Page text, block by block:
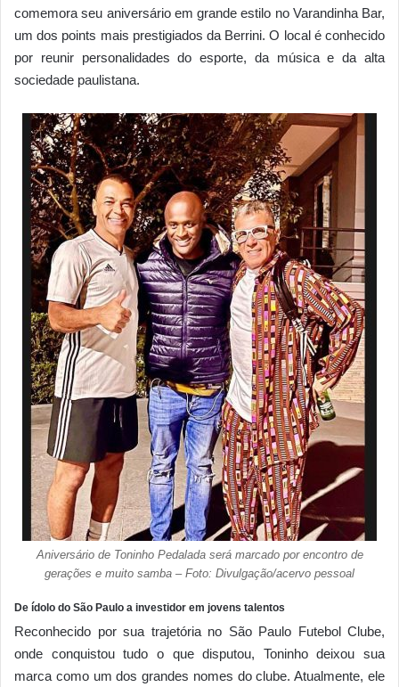
comemora seu aniversário em grande estilo no Varandinha Bar,
um dos points mais prestigiados da Berrini. O local é conhecido
por reunir personalidades do esporte, da música e da alta
sociedade paulistana.
Aniversário de Toninho Pedalada será marcado por encontro de
gerações e muito samba – Foto: Divulgação/acervo pessoal
De ídolo do São Paulo a investidor em jovens talentos
Reconhecido por sua trajetória no São Paulo Futebol Clube,
onde conquistou tudo o que disputou, Toninho deixou sua
marca como um dos grandes nomes do clube. Atualmente, ele